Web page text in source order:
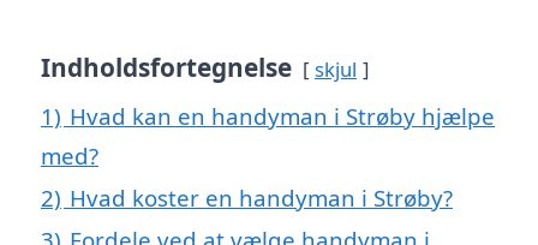
Indholdsfortegnelse skjul
1) Hvad kan en handyman i Strøby hjælpe
med?
2) Hvad koster en handyman i Strøby?